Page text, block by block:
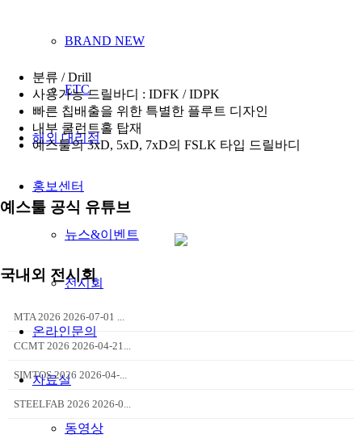
BRAND NEW
ETC
해외 대리점
홍보센터
뉴스&이벤트
전시회
온라인문의
자료실
동영상
분류 / Drill
사용가능 드릴바디 : IDFK / IDPK
빠른 칩배출을 위한 특별한 플루트 디자인
내부 쿨런트홀 탑재
예스툴의 3xD, 5xD, 7xD의 FSLK 타입 드릴바디
예스툴 공식 유튜브
국내외 전시회
MTA 2026 2026-07-01 ...
CCMT 2026 2026-04-21...
SIMTOS 2026 2026-04-...
STEELFAB 2026 2026-0...